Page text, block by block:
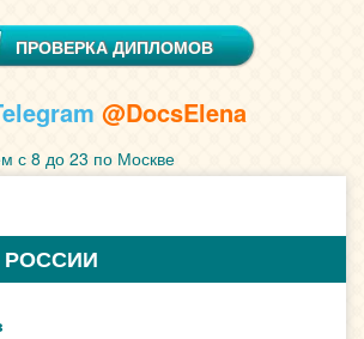
ПРОВЕРКА ДИПЛОМОВ
@DocsElena
с 8 до 23 по Москве